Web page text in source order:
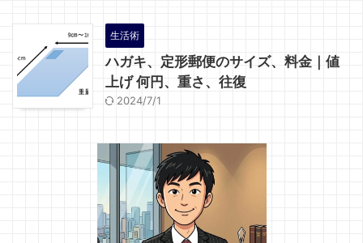
生活術
ハガキ、定形郵便のサイズ、料金｜値
上げ 何円、重さ、往復
2024/7/1